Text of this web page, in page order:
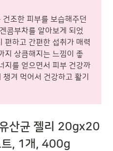
조한 피부를 보습해주던
콤부차를 알아보게 되었
편하고 간편한 섭취가 매력
지 상큼해지는 느낌이 좋
지를 얻으면서 피부 건강까
겨 먹어서 건강하고 활기
산균 젤리 20gx20
트, 1개, 400g